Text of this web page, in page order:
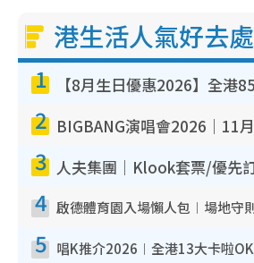
港生活人氣好去處
1
2
3
4
5